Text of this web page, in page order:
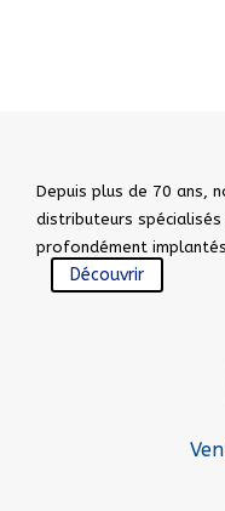
Depuis plus de 70 ans,
distributeurs spécialisés
profondément
Découvrir